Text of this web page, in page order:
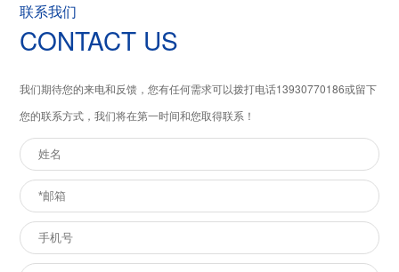
联系我们
CONTACT US
我们期待您的来电和反馈，您有任何需求可以拨打电话13930770186或留下
您的联系方式，我们将在第一时间和您取得联系！